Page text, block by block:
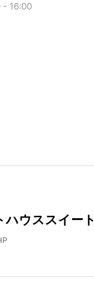
- 16:00
ハウススイート